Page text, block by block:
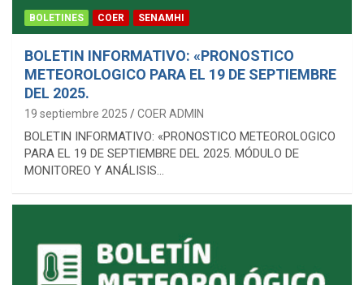
BOLETINES COER SENAMHI
BOLETIN INFORMATIVO: «PRONOSTICO
METEOROLOGICO PARA EL 19 DE SEPTIEMBRE
DEL 2025.
19 septiembre 2025 COER ADMIN
BOLETIN INFORMATIVO: «PRONOSTICO METEOROLOGICO
PARA EL 19 DE SEPTIEMBRE DEL 2025. MÓDULO DE
MONITOREO Y ANÁLISIS…